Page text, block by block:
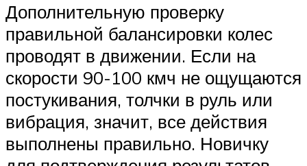
Дополнительную проверку
правильной балансировки колес
проводят в движении. Если на
скорости 90-100 кмч не ощущаются
постукивания, толчки в руль или
вибрация, значит, все действия
выполнены правильно. Новичку